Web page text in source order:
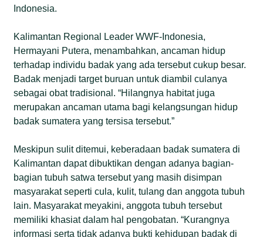
Indonesia.
Kalimantan Regional Leader WWF-Indonesia,
Hermayani Putera, menambahkan, ancaman hidup
terhadap individu badak yang ada tersebut cukup besar.
Badak menjadi target buruan untuk diambil culanya
sebagai obat tradisional. “Hilangnya habitat juga
merupakan ancaman utama bagi kelangsungan hidup
badak sumatera yang tersisa tersebut.”
Meskipun sulit ditemui, keberadaan badak sumatera di
Kalimantan dapat dibuktikan dengan adanya bagian-
bagian tubuh satwa tersebut yang masih disimpan
masyarakat seperti cula, kulit, tulang dan anggota tubuh
lain. Masyarakat meyakini, anggota tubuh tersebut
memiliki khasiat dalam hal pengobatan. “Kurangnya
informasi serta tidak adanya bukti kehidupan badak di